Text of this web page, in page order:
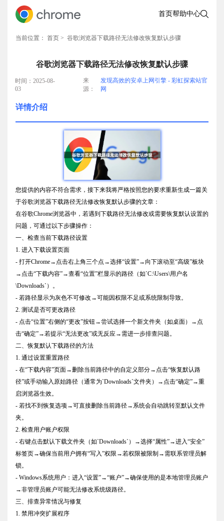
首页帮助中心
当前位置： 首页 > 谷歌浏览器下载路径无法修改恢复默认步骤
谷歌浏览器下载路径无法修改恢复默认步骤
时间：2025-08-
03
来
源：
发现高效的安卓上网引擎 - 彩虹探索站官
网
详情介绍
您提供的内容不符合需求，接下来我将严格按照您的要求重新生成一篇关
于谷歌浏览器下载路径无法修改恢复默认步骤的文章：
在谷歌Chrome浏览器中，若遇到下载路径无法修改或需要恢复默认设置的
问题，可通过以下步骤操作：
一、检查当前下载路径设置
1. 进入下载设置页面
- 打开Chrome→点击右上角三个点→选择“设置”→向下滚动至“高级”板块
→点击“下载内容”→查看“位置”栏显示的路径（如`C:\Users\用户名
\Downloads`）。
- 若路径显示为灰色不可修改→可能因权限不足或系统限制导致。
2. 测试是否可更改路径
- 点击“位置”右侧的“更改”按钮→尝试选择一个新文件夹（如桌面）→点
击“确定”→若提示“无法更改”或无反应→需进一步排查问题。
二、恢复默认下载路径的方法
1. 通过设置重置路径
- 在“下载内容”页面→删除当前路径中的自定义部分→点击“恢复默认路
径”或手动输入原始路径（通常为`Downloads`文件夹）→点击“确定”→重
启浏览器生效。
- 若找不到恢复选项→可直接删除当前路径→系统会自动跳转至默认文件
夹。
2. 检查用户账户权限
- 右键点击默认下载文件夹（如`Downloads`）→选择“属性”→进入“安全”
标签页→确保当前用户拥有“写入”权限→若权限被限制→需联系管理员解
锁。
- Windows系统用户：进入“设置”→“账户”→确保使用的是本地管理员账户
→非管理员账户可能无法修改系统级路径。
三、排查异常情况与修复
1. 禁用冲突扩展程序